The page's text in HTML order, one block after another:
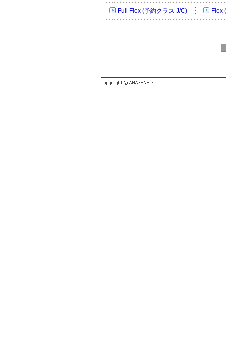
Full Flex (予約クラス J/C) Flex